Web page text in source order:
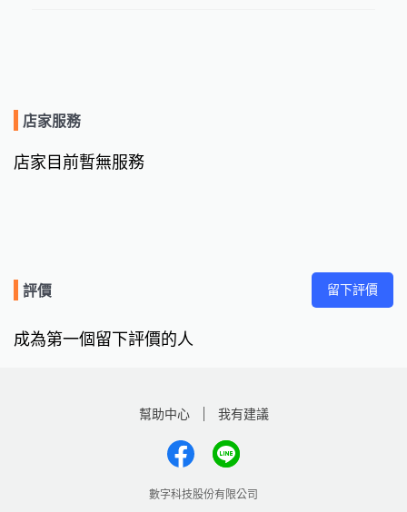
店家服務
店家目前暫無服務
評價 留下評價
成為第一個留下評價的人
幫助中心 我有建議
數字科技股份有限公司